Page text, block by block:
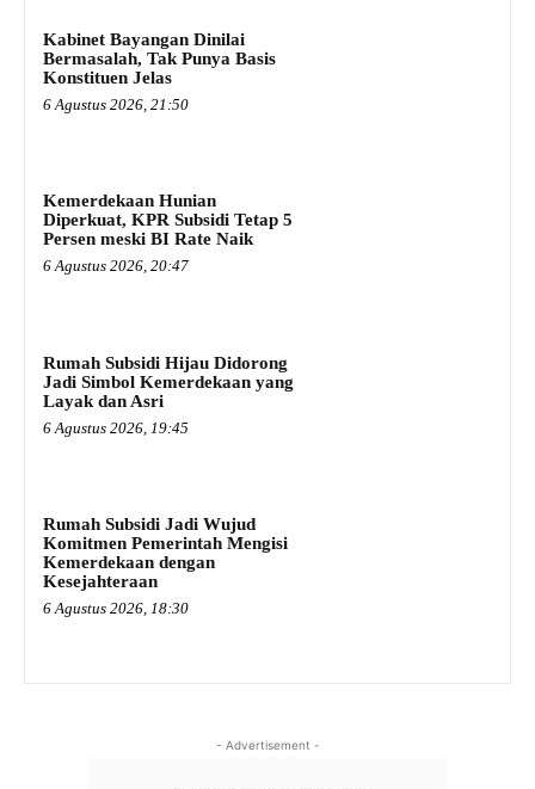
Kabinet Bayangan Dinilai
Bermasalah, Tak Punya Basis
Konstituen Jelas
6 Agustus 2026, 21:50
Kemerdekaan Hunian
Diperkuat, KPR Subsidi Tetap 5
Persen meski BI Rate Naik
6 Agustus 2026, 20:47
Rumah Subsidi Hijau Didorong
Jadi Simbol Kemerdekaan yang
Layak dan Asri
6 Agustus 2026, 19:45
Rumah Subsidi Jadi Wujud
Komitmen Pemerintah Mengisi
Kemerdekaan dengan
Kesejahteraan
6 Agustus 2026, 18:30
- Advertisement -